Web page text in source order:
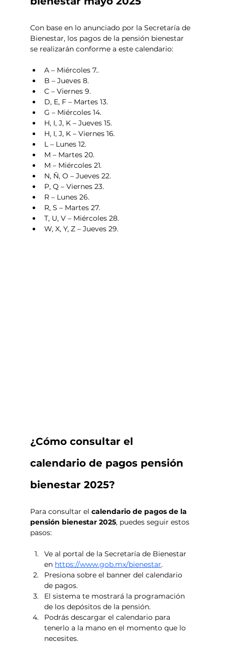
Con base en lo anunciado por la Secretaría de
Bienestar, los pagos de la pensión bienestar
se realizarán conforme a este calendario:
A – Miércoles 7..
B – Jueves 8.
C – Viernes 9.
D, E, F – Martes 13.
G – Miércoles 14.
H, I, J, K – Jueves 15.
H, I, J, K – Viernes 16.
L – Lunes 12.
M – Martes 20.
M – Miércoles 21.
N, Ñ, O – Jueves 22.
P, Q – Viernes 23.
R – Lunes 26.
R, S – Martes 27.
T, U, V – Miércoles 28.
W, X, Y, Z – Jueves 29.
¿Cómo consultar el
calendario de pagos pensión
bienestar 2025?
Para consultar el calendario de pagos de la
pensión bienestar 2025, puedes seguir estos
pasos:
Ve al portal de la Secretaría de Bienestar
en https://www.gob.mx/bienestar.
Presiona sobre el banner del calendario
de pagos.
El sistema te mostrará la programación
de los depósitos de la pensión.
Podrás descargar el calendario para
tenerlo a la mano en el momento que lo
necesites.